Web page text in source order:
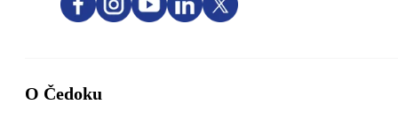
O Čedoku